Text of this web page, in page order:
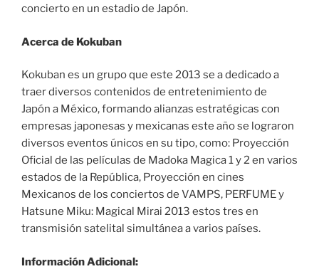
concierto en un estadio de Japón.
Acerca de Kokuban
Kokuban es un grupo que este 2013 se a dedicado a
traer diversos contenidos de entretenimiento de
Japón a México, formando alianzas estratégicas con
empresas japonesas y mexicanas este año se lograron
diversos eventos únicos en su tipo, como: Proyección
Oficial de las películas de Madoka Magica 1 y 2 en varios
estados de la República, Proyección en cines
Mexicanos de los conciertos de VAMPS, PERFUME y
Hatsune Miku: Magical Mirai 2013 estos tres en
transmisión satelital simultánea a varios países.
Información Adicional: